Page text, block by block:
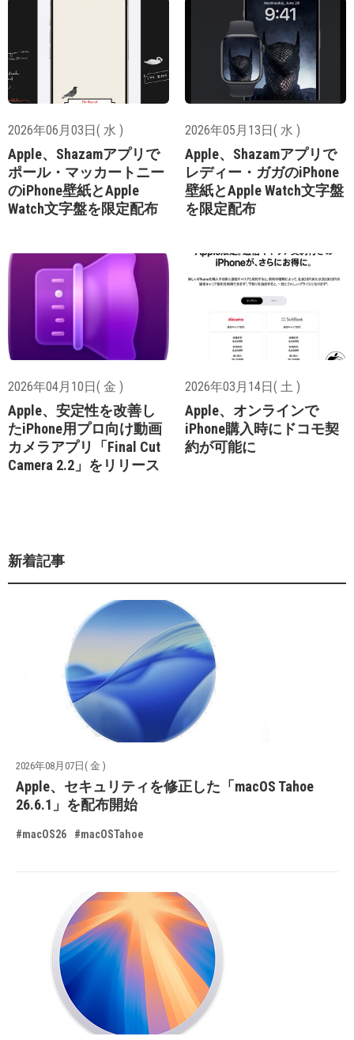
2026年06月03日( 水 )
Apple、Shazamアプリで
ポール・マッカートニー
のiPhone壁紙とApple
Watch文字盤を限定配布
2026年05月13日( 水 )
Apple、Shazamアプリで
レディー・ガガのiPhone
壁紙とApple Watch文字盤
を限定配布
2026年04月10日( 金 )
Apple、安定性を改善し
たiPhone用プロ向け動画
カメラアプリ「Final Cut
Camera 2.2」をリリース
2026年03月14日( 土 )
Apple、オンラインで
iPhone購入時にドコモ契
約が可能に
新着記事
2026年08月07日( 金 )
Apple、セキュリティを修正した「macOS Tahoe
26.6.1」を配布開始
#macOS26 #macOSTahoe